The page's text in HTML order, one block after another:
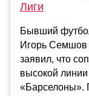
Лиги
Бывший
Игорь
заявил, что
высокой
«Барселоны».